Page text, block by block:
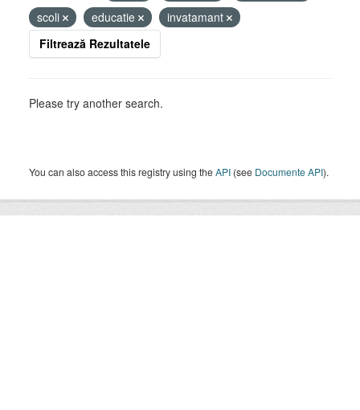
scoli
educatie
invatamant
Filtrează Rezultatele
Please try another search.
You can also access this registry using theAPI (see Documente API).